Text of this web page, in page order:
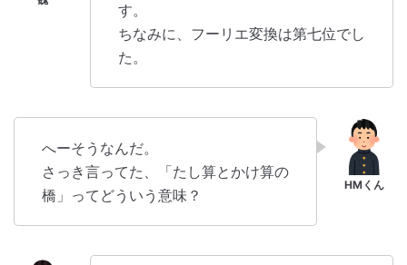
す。
ちなみに、フーリエ変換は第七位でし
た。
へーそうなんだ。
さっき言ってた、「たし算とかけ算の
橋」ってどういう意味？